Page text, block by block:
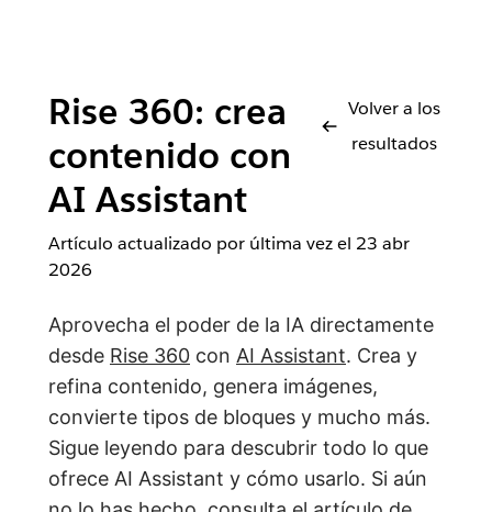
Rise 360: crea
contenido con
AI Assistant
Volver a los
resultados
Artículo actualizado por última vez el 23 abr
2026
Aprovecha el poder de la IA directamente
desde Rise 360 con AI Assistant. Crea y
refina contenido, genera imágenes,
convierte tipos de bloques y mucho más.
Sigue leyendo para descubrir todo lo que
ofrece AI Assistant y cómo usarlo. Si aún